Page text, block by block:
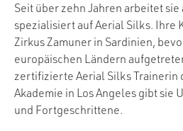
Seit über zehn Jahren arbeitet
spezialisiert auf Aerial Silks. Ihre
Zirkus Zamuner in Sardinien,
europäischen Ländern
zertifizierte Aerial Silks Trainerin
Akademie in Los Angeles gibt sie
und Fortgeschrittene.